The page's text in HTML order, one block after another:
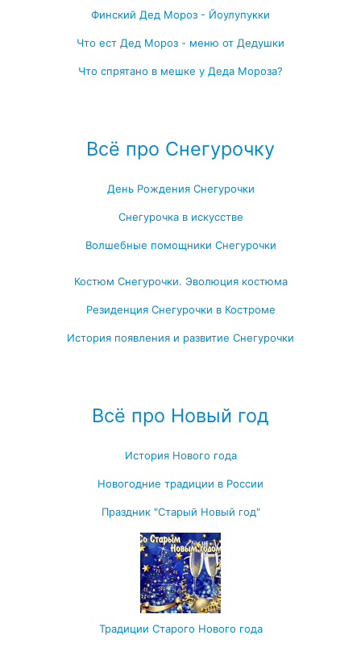
Финский Дед Мороз - Йоулупукки
Что ест Дед Мороз - меню от Дедушки
Что спрятано в мешке у Деда Мороза?
Всё про Снегурочку
День Рождения Снегурочки
Снегурочка в искусстве
Волшебные помощники Снегурочки
Костюм Снегурочки. Эволюция костюма
Резиденция Снегурочки в Костроме
История появления и развитие Снегурочки
Всё про Новый год
История Нового года
Новогодние традиции в России
Праздник "Старый Новый год"
Традиции Старого Нового года